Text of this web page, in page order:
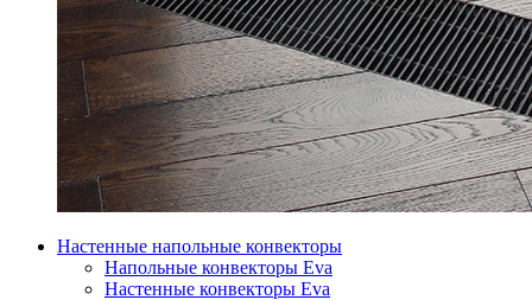
Настенные напольные конвекторы
Напольные конвекторы Eva
Настенные конвекторы Eva